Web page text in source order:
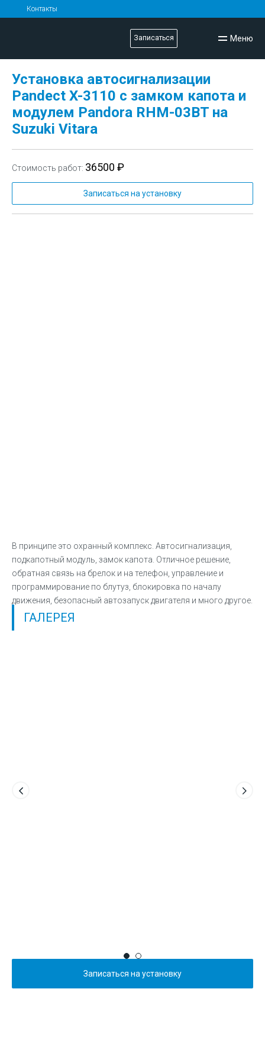
Контакты
Записаться Меню
Установка автосигнализации
Pandect X-3110 с замком капота и
модулем Pandora RHM-03BT на
Suzuki Vitara
Стоимость работ: 36500 ₽
Записаться на установку
В принципе это охранный комплекс. Автосигнализация,
подкапотный модуль, замок капота. Отличное решение,
обратная связь на брелок и на телефон, управление и
программирование по блутуз, блокировка по началу
движения, безопасный автозапуск двигателя и много другое.
ГАЛЕРЕЯ
Записаться на установку